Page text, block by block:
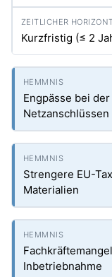
Kurzfristig (≤ 2
Engpässe bei
Netzanschlüssen
Strengere EU-
Materialien
Inbetriebnahme